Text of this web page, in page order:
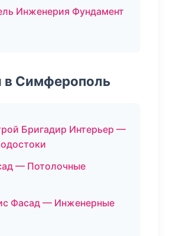
Инженерия Фундамент
в Симферополь
Бригадир Интерьер —
— Потолочные
Фасад — Инженерные